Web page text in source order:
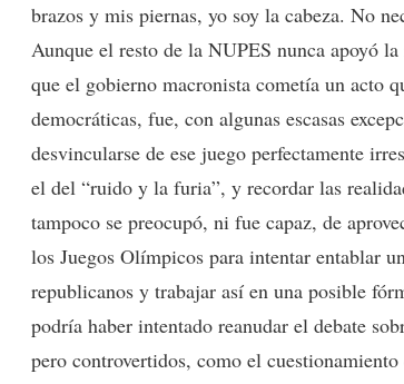
brazos y mis piernas, yo soy la cabeza. No
Aunque el resto de la NUPES nunca apoyó
que el gobierno macronista cometía un acto
democráticas, fue, con algunas escasas
desvincularse de ese juego perfectamente
el del “ruido y la furia”, y recordar las
tampoco se preocupó, ni fue capaz, de
los Juegos Olímpicos para intentar entablar
republicanos y trabajar así en una posible
podría haber intentado reanudar el debate
pero controvertidos, como el